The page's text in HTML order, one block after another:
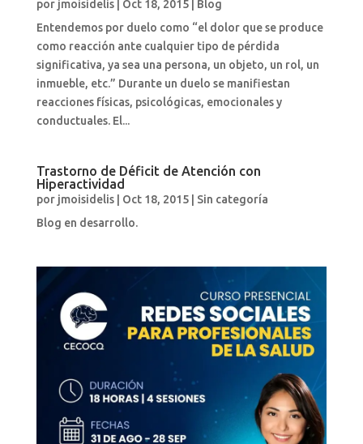
por jmoisidelis| Oct 18, 2015| Blog
Entendemos por duelo como “el dolor que se produce
como reacción ante cualquier tipo de pérdida
significativa, ya sea una persona, un objeto, un rol, un
inmueble, etc.” Durante un duelo se manifiestan
reacciones físicas, psicológicas, emocionales y
conductuales. El...
Trastorno de Déficit de Atención con
Hiperactividad
por jmoisidelis| Oct 18, 2015| Sin categoría
Blog en desarrollo.